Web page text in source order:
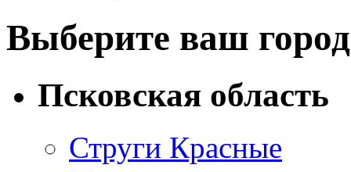
Выберите ваш город
Псковская область
Струги Красные